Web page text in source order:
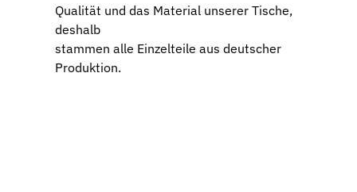
Qualität und das Material unserer Tische,
deshalb
stammen alle Einzelteile aus deutscher
Produktion.